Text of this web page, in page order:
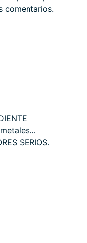
comentarios.
SERIOS.